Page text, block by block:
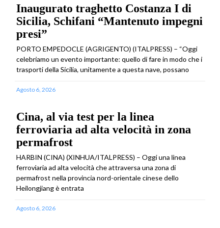
Inaugurato traghetto Costanza I di
Sicilia, Schifani “Mantenuto impegni
presi”
PORTO EMPEDOCLE (AGRIGENTO) (ITALPRESS) – “Oggi
celebriamo un evento importante: quello di fare in modo che i
trasporti della Sicilia, unitamente a questa nave, possano
Agosto 6, 2026
Cina, al via test per la linea
ferroviaria ad alta velocità in zona
permafrost
HARBIN (CINA) (XINHUA/ITALPRESS) – Oggi una linea
ferroviaria ad alta velocità che attraversa una zona di
permafrost nella provincia nord-orientale cinese dello
Heilongjiang è entrata
Agosto 6, 2026